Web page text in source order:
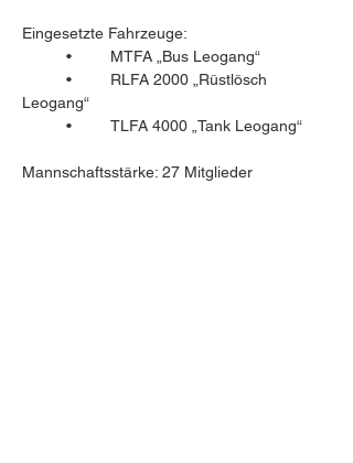
Eingesetzte Fahrzeuge:
	•	MTFA „Bus Leogang“
Leogang“
	•	TLFA 4000 „Tank Leogang“
Mannschaftsstärke: 27 Mitglieder